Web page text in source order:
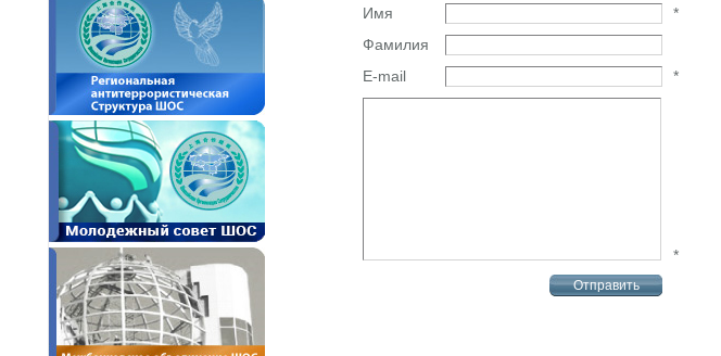
Имя
*
Фамилия
E-mail
*
*